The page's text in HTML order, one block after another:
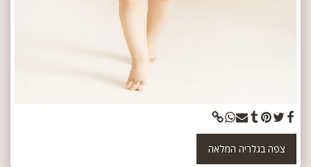
צפה בגלריה המלאה